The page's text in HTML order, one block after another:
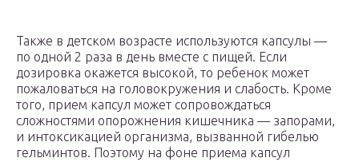
Также в детском возрасте используются капсулы —
по одной 2 раза в день вместе с пищей. Если
дозировка окажется высокой, то ребенок может
пожаловаться на головокружения и слабость. Кроме
того, прием капсул может сопровождаться
сложностями опорожнения кишечника — запорами,
и интоксикацией организма, вызванной гибелью
гельминтов. Поэтому на фоне приема капсул